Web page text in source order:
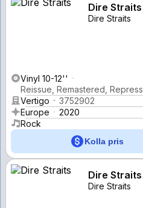
Dire Straits
Dire Straits
Vinyl 10-12''
Reissue, Remastered,
Vertigo
3752902
Europe
2020
Rock
Kolla pris
Dire Straits
Dire Straits